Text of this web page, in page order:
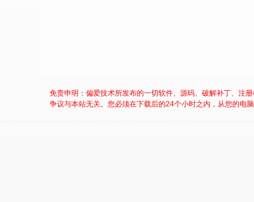
免责申明：偏爱技术所发布的一切软件、源码、破解补丁、注
争议与本站无关。您必须在下载后的24个小时之内，从您的电